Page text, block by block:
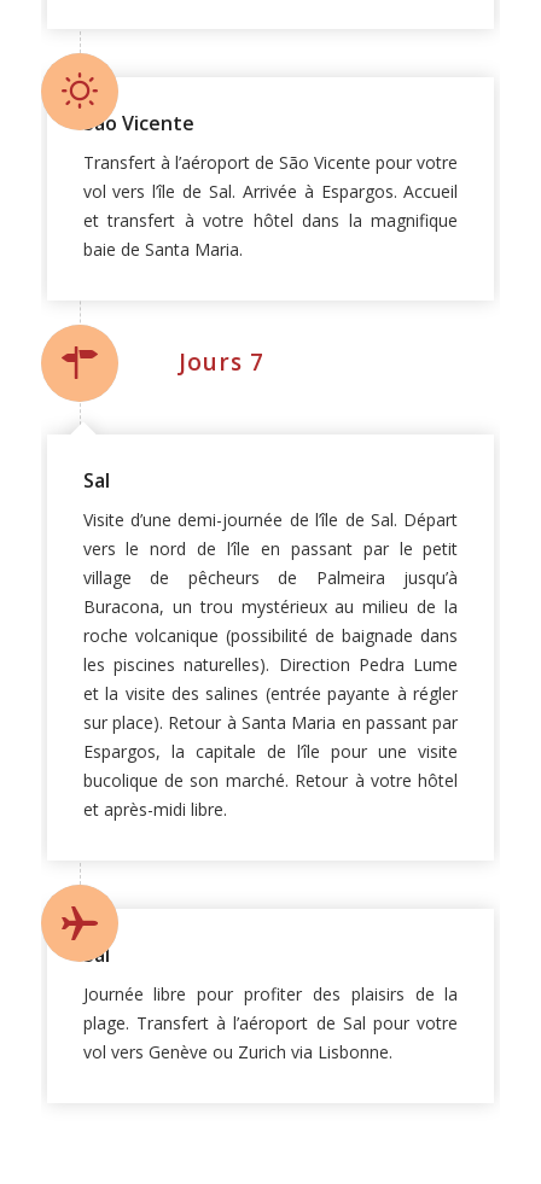
São Vicente
Transfert à l’aéroport de São Vicente pour votre
vol vers l’île de Sal. Arrivée à Espargos. Accueil
et transfert à votre hôtel dans la magnifique
baie de Santa Maria.
Jours 7
Sal
Visite d’une demi-journée de l’île de Sal. Départ
vers le nord de l’île en passant par le petit
village de pêcheurs de Palmeira jusqu’à
Buracona, un trou mystérieux au milieu de la
roche volcanique (possibilité de baignade dans
les piscines naturelles). Direction Pedra Lume
et la visite des salines (entrée payante à régler
sur place). Retour à Santa Maria en passant par
Espargos, la capitale de l’île pour une visite
bucolique de son marché. Retour à votre hôtel
et après-midi libre.
Sal
Journée libre pour profiter des plaisirs de la
plage. Transfert à l’aéroport de Sal pour votre
vol vers Genève ou Zurich via Lisbonne.